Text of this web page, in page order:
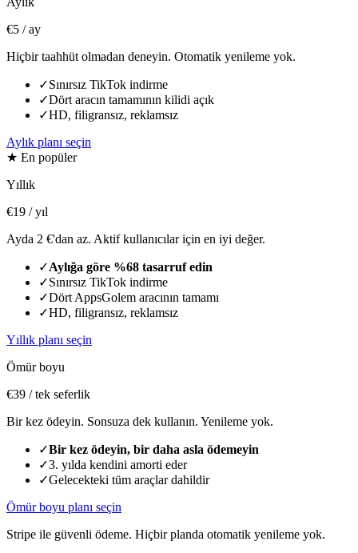
€5 / ay
Hiçbir taahhüt olmadan deneyin. Otomatik yenileme yok.
✓Sınırsız TikTok indirme
✓Dört aracın tamamının kilidi açık
✓HD, filigransız, reklamsız
Aylık planı seçin
★ En popüler
Yıllık
€19 / yıl
Ayda 2 €'dan az. Aktif kullanıcılar için en iyi değer.
✓Aylığa göre %68 tasarruf edin
✓Sınırsız TikTok indirme
✓Dört AppsGolem aracının tamamı
✓HD, filigransız, reklamsız
Yıllık planı seçin
Ömür boyu
€39 / tek seferlik
Bir kez ödeyin. Sonsuza dek kullanın. Yenileme yok.
✓Bir kez ödeyin, bir daha asla ödemeyin
✓3. yılda kendini amorti eder
✓Gelecekteki tüm araçlar dahildir
Ömür boyu planı seçin
Stripe ile güvenli ödeme. Hiçbir planda otomatik yenileme yok.